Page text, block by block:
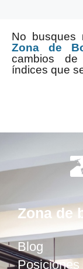
No busques
Zona de
cambios
índices que
Zona de
Blog
Posiciones